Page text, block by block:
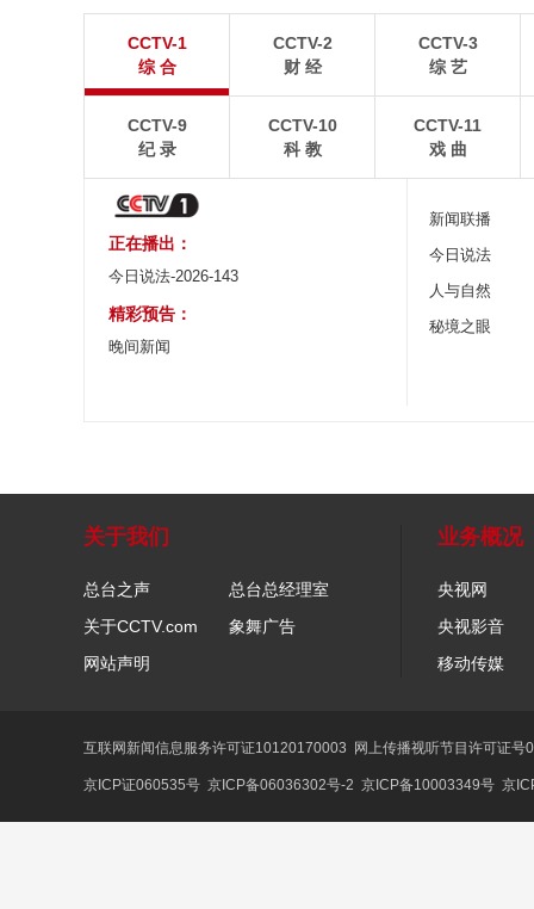
8月5日，“科伦坡”轮缓缓驶离山东港口青岛港前湾联
合集装箱码头。
8月6日，河北承德，
CCTV-1
综 合
CCTV-2
财 经
CCTV-3
综 艺
CCTV-9
纪 录
CCTV-10
科 教
CCTV-11
戏 曲
正在播出：
今日说法-2026-143
精彩预告：
晚间新闻
新闻联播
今日说法
人与自然
秘境之眼
关于我们
总台之声
总台总经理室
关于CCTV.com
象舞广告
网站声明
业务概况
央视网
央视影音
移动传媒
互联网新闻信息服务许可证10120170003 网上传播视听节目许可证
京ICP证060535号 京ICP备06036302号-2 京ICP备10003349号 京